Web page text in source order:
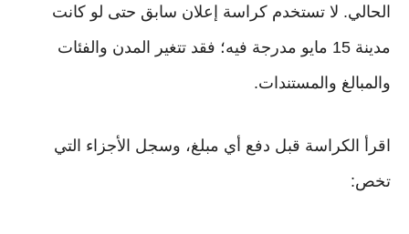
الحالي. لا تستخدم كراسة إعلان سابق حتى لو كانت
مدينة 15 مايو مدرجة فيه؛ فقد تتغير المدن والفئات
والمبالغ والمستندات.
اقرأ الكراسة قبل دفع أي مبلغ، وسجل الأجزاء التي
تخص: